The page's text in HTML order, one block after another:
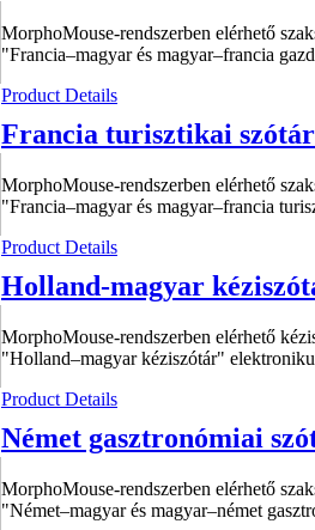
MorphoMouse-rendszerben elérhető
"Francia–magyar és magyar–francia
Product Details
Francia turisztikai szótár
MorphoMouse-rendszerben elérhető
"Francia–magyar és magyar–francia
Product Details
Holland-magyar
MorphoMouse-rendszerben elérhető
"Holland–magyar kéziszótár"
Product Details
Német gasztronómiai
MorphoMouse-rendszerben elérhető
"Német–magyar és magyar–német